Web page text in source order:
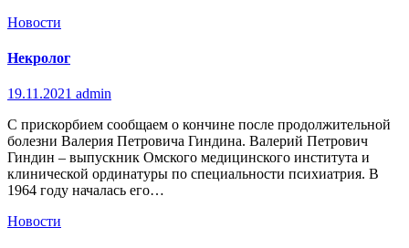
Новости
Некролог
19.11.2021 admin
С прискорбием сообщаем о кончине после продолжительной
болезни Валерия Петровича Гиндина. Валерий Петрович
Гиндин – выпускник Омского медицинского института и
клинической ординатуры по специальности психиатрия. В
1964 году началась его…
Новости